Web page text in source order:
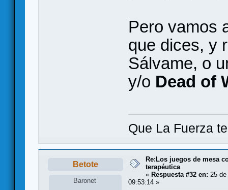
Pero vamos
que dices, y
Sálvame, o
y/o Dead of
Que La Fuerza
Betote
Baronet
Re:Los juegos de mesa
terapéutica
« Respuesta #32 en: 25
09:53:14 »